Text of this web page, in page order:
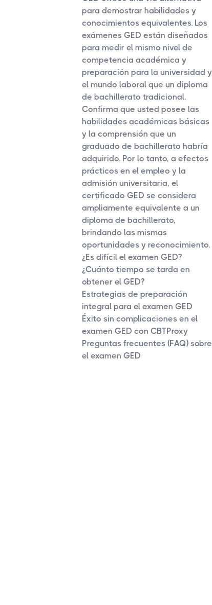
para demostrar habilidades y
conocimientos equivalentes. Los
exámenes GED están diseñados
para medir el mismo nivel de
competencia académica y
preparación para la universidad y
el mundo laboral que un diploma
de bachillerato tradicional.
Confirma que usted posee las
habilidades académicas básicas
y la comprensión que un
graduado de bachillerato habría
adquirido. Por lo tanto, a efectos
prácticos en el empleo y la
admisión universitaria, el
certificado GED se considera
ampliamente equivalente a un
diploma de bachillerato,
brindando las mismas
oportunidades y reconocimiento.
¿Es difícil el examen GED?
¿Cuánto tiempo se tarda en
obtener el GED?
Estrategias de preparación
integral para el examen GED
Éxito sin complicaciones en el
examen GED con CBTProxy
Preguntas frecuentes (FAQ) sobre
el examen GED